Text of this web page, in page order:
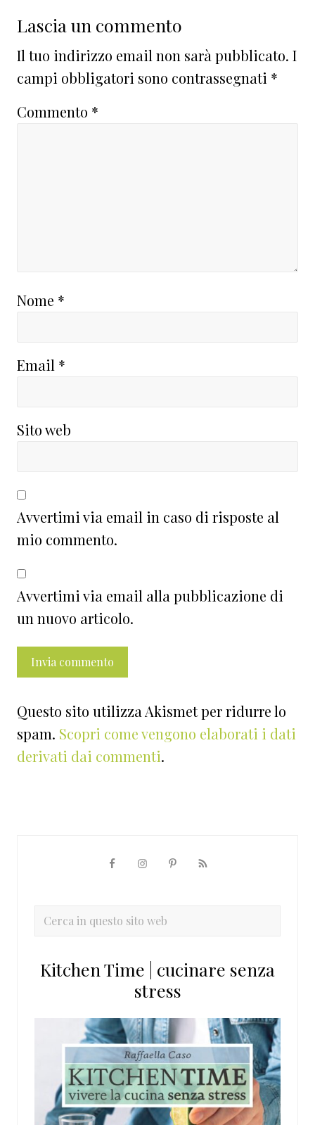
Lascia un commento
Il tuo indirizzo email non sarà pubblicato. I
campi obbligatori sono contrassegnati *
Commento *
Nome *
Email *
Sito web
Avvertimi via email in caso di risposte al
mio commento.
Avvertimi via email alla pubblicazione di
un nuovo articolo.
Questo sito utilizza Akismet per ridurre lo
spam. Scopri come vengono elaborati i dati
derivati dai commenti.
primaria
Cerca
sito
Kitchen Time | cucinare senza
stress